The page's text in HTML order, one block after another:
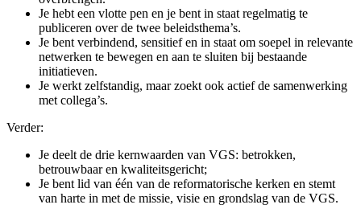
Je hebt een vlotte pen en je bent in staat regelmatig te
publiceren over de twee beleidsthema’s.
Je bent verbindend, sensitief en in staat om soepel in relevante
netwerken te bewegen en aan te sluiten bij bestaande
initiatieven.
Je werkt zelfstandig, maar zoekt ook actief de samenwerking
met collega’s.
Verder:
Je deelt de drie kernwaarden van VGS: betrokken,
betrouwbaar en kwaliteitsgericht;
Je bent lid van één van de reformatorische kerken en stemt
van harte in met de missie, visie en grondslag van de VGS.